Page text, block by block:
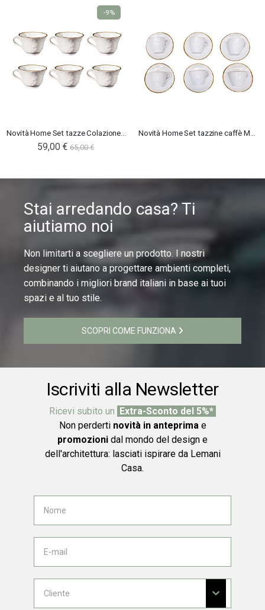
Novità Home Set tazze Colazione Mediterraneo bianco
Special
Price
59,00 € 65,00 €
-9%
Novità Home Set tazzine caffè Mediterraneo bianco
Stai arredando casa? Ti
aiutiamo noi
Non limitarti a scegliere un prodotto. I nostri
designer ti aiutano a progettare ambienti completi,
combinando i migliori brand italiani in base ai tuoi
spazi e al tuo stile.
SCOPRI COME FUNZIONA
Iscriviti alla Newsletter
Ricevi subito un Extra-Sconto del 5%*
Non perderti novità in anteprimae
promozioni dal mondo del design e
dell'architettura: lasciati ispirare da Lemani
Casa.